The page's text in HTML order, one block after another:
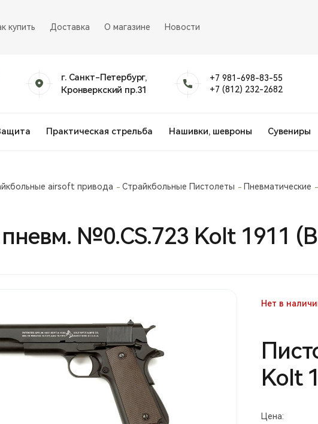
купить Доставка О магазине Новости
г. Санкт-Петербург,
Кронверкский пр.31
+7 981-698-83-55
+7 (812) 232-2682
Практическая стрельба Нашивки, шевроны Сувениры
airsoft привода Страйкбольные Пистолеты Пневматические
№0.CS.723 Kolt 1911
Нет в
Kolt
Цена: